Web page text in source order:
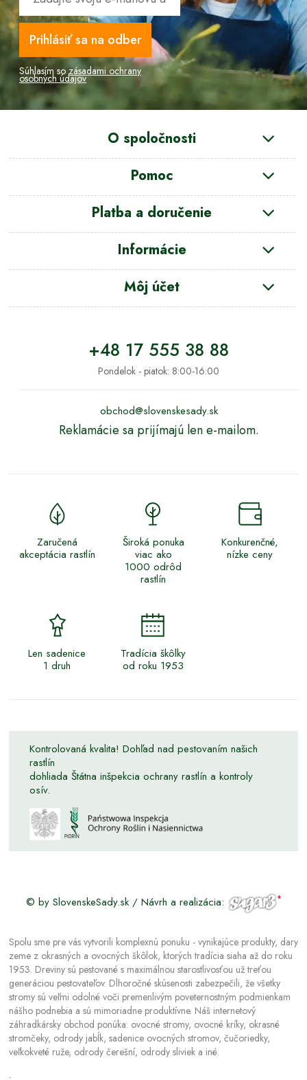
Prihlásiť sa na odber
Súhlasím sozásadami ochrany
osobných údajov
O spoločnosti
Pomoc
Platba a doručenie
Informácie
Môj účet
+48 17 555 38 88
Pondelok - piatok: 8:00-16:00
obchod@slovenskesady.sk
Reklamácie sa prijímajú len e-mailom.
Zaručená
akceptácia rastlín
Široká ponuka
viac ako
1000 odrôd
rastlín
Konkurenčné,
nízke ceny
Len sadenice
1 druh
Tradícia škôlky
od roku 1953
Kontrolovaná kvalita! Dohľad nad pestovaním našich
rastlín
dohliada Štátna inšpekcia ochrany rastlín a kontroly
osív.
© by SlovenskeSady.sk / Návrh a realizácia:
Spolu sme pre vás vytvorili komplexnú ponuku - vynikajúce produkty, dary
zeme z okrasných a ovocných škôlok, ktorých tradícia siaha až do roku
1953. Dreviny sú pestované s maximálnou starostlivosťou už treťou
generáciou pestovateľov. Dlhoročné skúsenosti zabezpečili, že všetky
stromy sú veľmi odolné voči premenlivým poveternostným podmienkam
nášho podnebia a sú mimoriadne produktívne. Náš internetový
záhradkársky obchod ponúka: ovocné stromy, ovocné kríky, okrasné
stromčeky, odrody jabĺk, sadenice ovocných stromov, čučoriedky,
veľkokveté ruže, odrody čerešní, odrody sliviek a iné.
.